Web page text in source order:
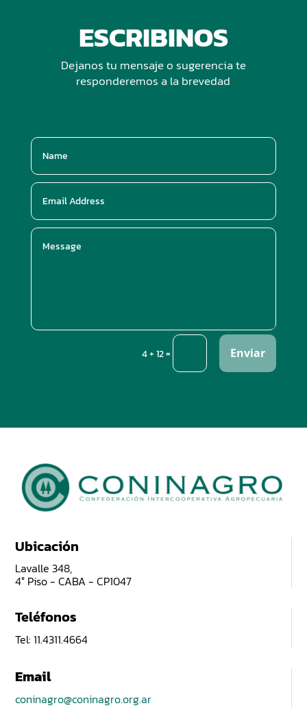
ESCRIBINOS
Dejanos tu mensaje o sugerencia te
responderemos a la brevedad
4 + 12= Enviar
Ubicación
Lavalle 348,
4° Piso - CABA - CP1047
Teléfonos
Tel: 11.4311.4664
Email
coninagro@coninagro.org.ar